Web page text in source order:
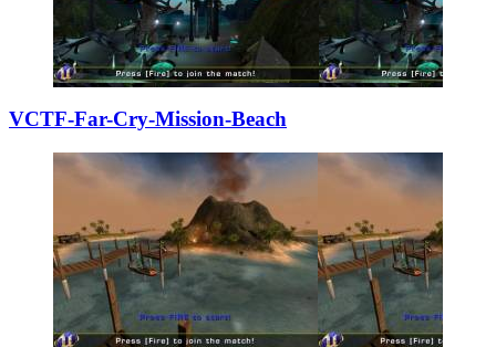
VCTF-Far-Cry-Mis­sion-Beach